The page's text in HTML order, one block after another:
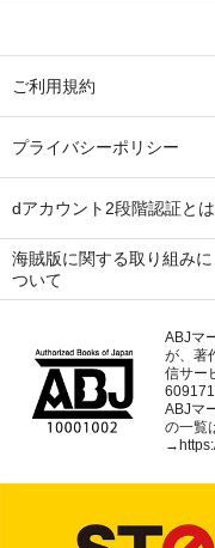
ご利用規約
プライバシーポリシー
dアカウント2段階認証とは
海賊版に関する取り組みに
ついて
ABJマ
が、著
信サー
ABJマ
の一覧
→